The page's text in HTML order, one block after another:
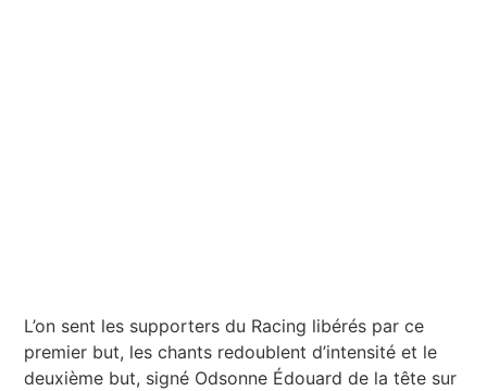
L’on sent les supporters du Racing libérés par ce
premier but, les chants redoublent d’intensité et le
deuxième but, signé Odsonne Édouard de la tête sur